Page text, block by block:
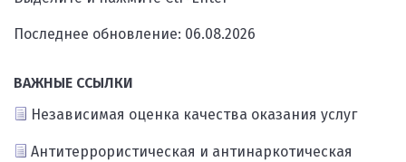
Последнее обновление: 06.08.2026
ВАЖНЫЕ ССЫЛКИ
Независимая оценка качества оказания услуг
Антитеррористическая и антинаркотическая